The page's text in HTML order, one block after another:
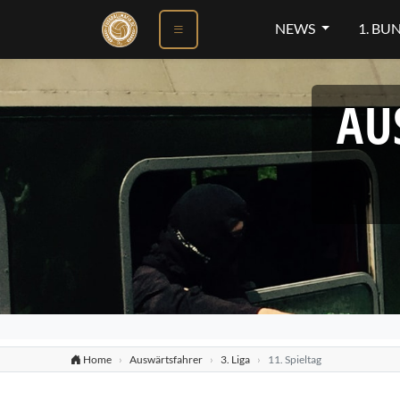
NEWS 1.
Home Auswärtsfahrer 3. Liga 11. Spieltag